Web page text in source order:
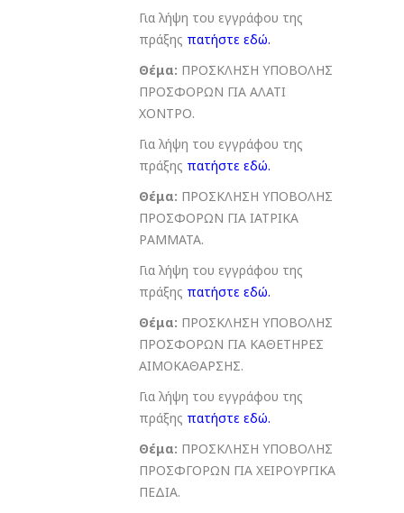
Για λήψη του εγγράφου της
πράξης πατήστε εδώ.
Θέμα: ΠΡΟΣΚΛΗΣΗ ΥΠΟΒΟΛΗΣ
ΠΡΟΣΦΟΡΩΝ ΓΙΑ ΑΛΑΤΙ
ΧΟΝΤΡΟ.
Για λήψη του εγγράφου της
πράξης πατήστε εδώ.
Θέμα: ΠΡΟΣΚΛΗΣΗ ΥΠΟΒΟΛΗΣ
ΠΡΟΣΦΟΡΩΝ ΓΙΑ ΙΑΤΡΙΚΑ
ΡΑΜΜΑΤΑ.
Για λήψη του εγγράφου της
πράξης πατήστε εδώ.
Θέμα: ΠΡΟΣΚΛΗΣΗ ΥΠΟΒΟΛΗΣ
ΠΡΟΣΦΟΡΩΝ ΓΙΑ ΚΑΘΕΤΗΡΕΣ
ΑΙΜΟΚΑΘΑΡΣΗΣ.
Για λήψη του εγγράφου της
πράξης πατήστε εδώ.
Θέμα: ΠΡΟΣΚΛΗΣΗ ΥΠΟΒΟΛΗΣ
ΠΡΟΣΦΓΟΡΩΝ ΓΙΑ ΧΕΙΡΟΥΡΓΙΚΑ
ΠΕΔΙΑ.